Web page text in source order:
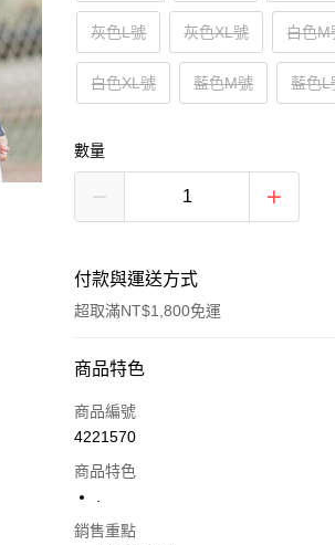
灰色L號 灰色XL號 白色M
白色XL號 藍色M號 藍色L
數量
付款與運送方式
超取滿NT$1,800免運
付款方式
信用卡一次付款
Apple Pay
商品特色
商品編號
4221570
商品特色
銷售重點